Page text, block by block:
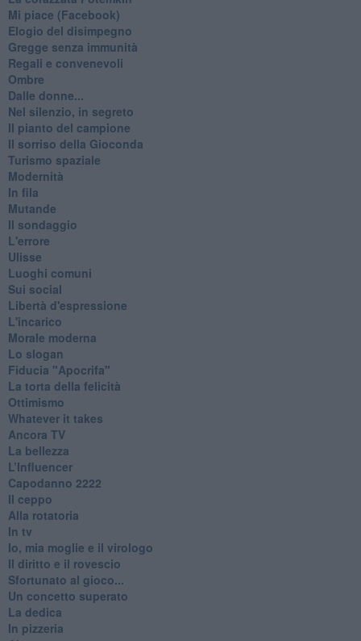
Mi piace (Facebook)
Elogio del disimpegno
Gregge senza immunità
Regali e convenevoli
Ombre
Dalle donne...
Nel silenzio, in segreto
Il pianto del campione
Il sorriso della Gioconda
Turismo spaziale
Modernità
In fila
Mutande
Il sondaggio
L'errore
Ulisse
Luoghi comuni
Sui social
Libertà d'espressione
L'incarico
Morale moderna
Lo slogan
Fiducia "Apocrifa"
La torta della felicità
Ottimismo
Whatever it takes
Ancora TV
La bellezza
L’Influencer
​Capodanno 2222
Il ceppo
Alla rotatoria
In tv
Io, mia moglie e il virologo
Il diritto e il rovescio
Sfortunato al gioco...
Un concetto superato
La dedica
In pizzeria